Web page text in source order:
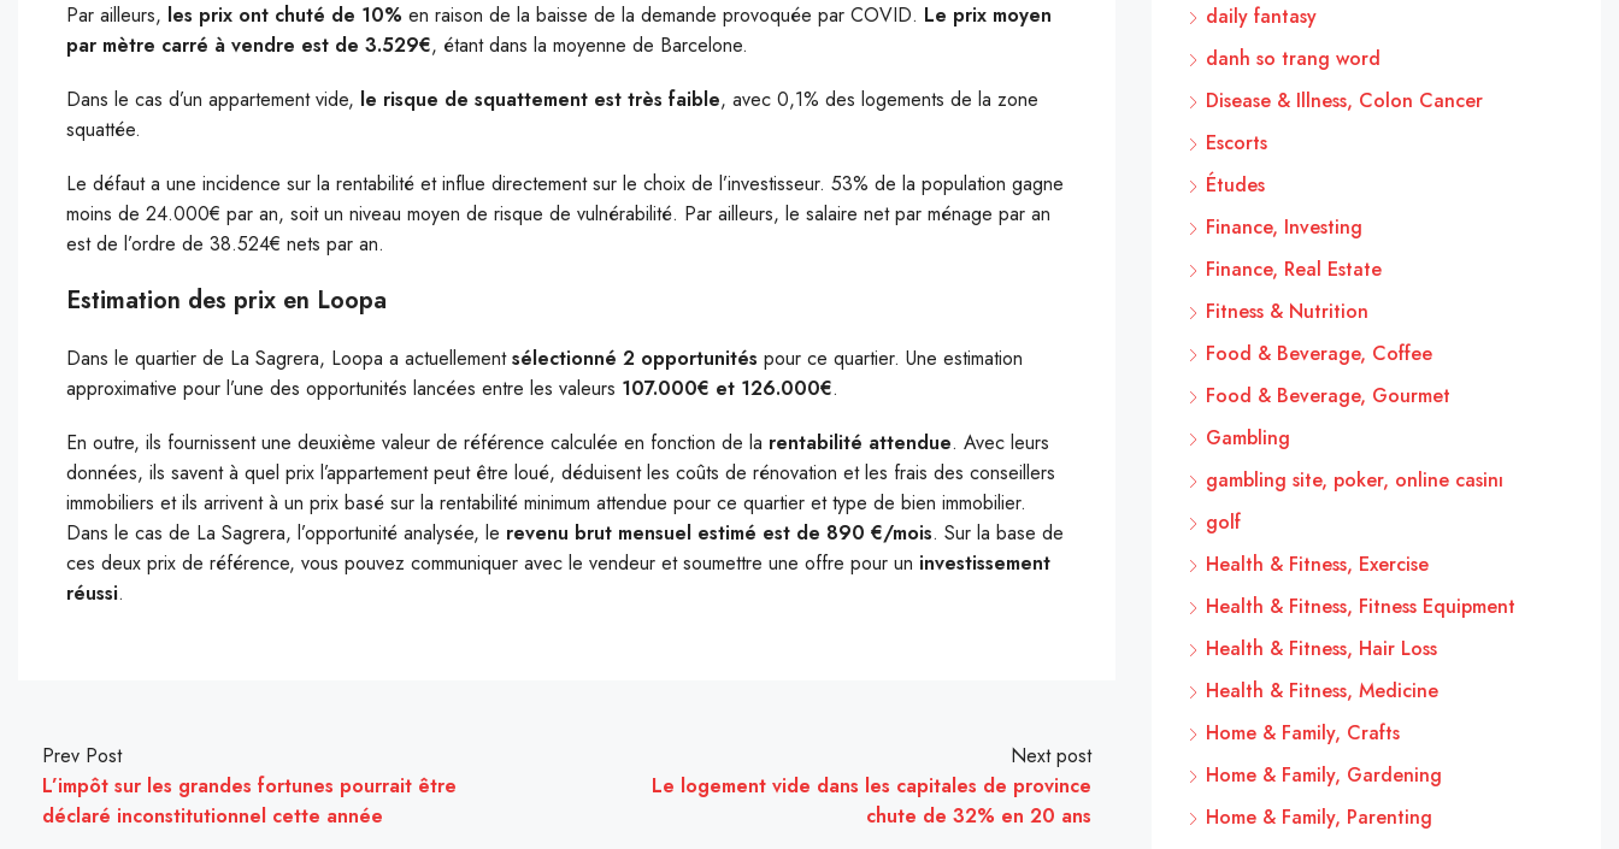
Par ailleurs, les prix ont chuté de 10% en raison de la baisse de la demande provoquée par COVID. Le prix moyen
par mètre carré à vendre est de 3.529€, étant dans la moyenne de Barcelone.
Dans le cas d’un appartement vide, le risque de squattement est très faible, avec 0,1% des logements de la zone
squattée.
Le défaut a une incidence sur la rentabilité et influe directement sur le choix de l’investisseur. 53% de la population gagne
moins de 24.000€ par an, soit un niveau moyen de risque de vulnérabilité. Par ailleurs, le salaire net par ménage par an
est de l’ordre de 38.524€ nets par an.
Estimation des prix en Loopa
Dans le quartier de La Sagrera, Loopa a actuellementsélectionné 2 opportunités pour ce quartier. Une estimation
approximative pour l’une des opportunités lancées entre les valeurs 107.000€ et 126.000€.
En outre, ils fournissent une deuxième valeur de référence calculée en fonction de la rentabilité attendue. Avec leurs
données, ils savent à quel prix l’appartement peut être loué, déduisent les coûts de rénovation et les frais des conseillers
immobiliers et ils arrivent à un prix basé sur la rentabilité minimum attendue pour ce quartier et type de bien immobilier.
Dans le cas de La Sagrera, l’opportunité analysée, le revenu brut mensuel estimé est de 890 €/mois. Sur la base de
ces deux prix de référence, vous pouvez communiquer avec le vendeur et soumettre une offre pour un investissement
réussi.
Prev Post
L’impôt sur les grandes fortunes pourrait être
déclaré inconstitutionnel cette année
Next post
Le logement vide dans les capitales de province
chute de 32% en 20 ans
daily fantasy
danh so trang word
Disease & Illness, Colon Cancer
Escorts
Études
Finance, Investing
Finance, Real Estate
Fitness & Nutrition
Food & Beverage, Coffee
Food & Beverage, Gourmet
Gambling
gambling site, poker, online casinı
golf
Health & Fitness, Exercise
Health & Fitness, Fitness Equipment
Health & Fitness, Hair Loss
Health & Fitness, Medicine
Home & Family, Crafts
Home & Family, Gardening
Home & Family, Parenting